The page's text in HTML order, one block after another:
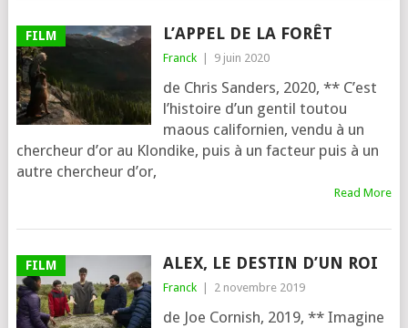
FILM L’APPEL DE LA FORÊT
Franck 9 juin 2020
de Chris Sanders, 2020, ** C’est
l’his­toire d’un gen­til tou­tou
maous cali­for­nien, ven­du à un
cher­cheur d’or au Klondike, puis à un fac­teur puis à un
autre cher­cheur d’or,
Read More
FILM ALEX, LE DESTIN D’UN ROI
Franck 2 novembre 2019
de Joe Cornish, 2019, ** Imagine